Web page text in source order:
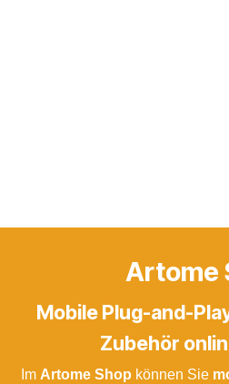
Artome
Mobile Plug-and-
Zubehör
Im Artome Shop können Sie